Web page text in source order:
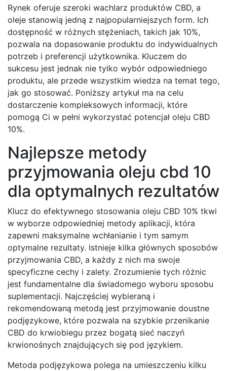
Rynek oferuje szeroki wachlarz produktów CBD, a
oleje stanowią jedną z najpopularniejszych form. Ich
dostępność w różnych stężeniach, takich jak 10%,
pozwala na dopasowanie produktu do indywidualnych
potrzeb i preferencji użytkownika. Kluczem do
sukcesu jest jednak nie tylko wybór odpowiedniego
produktu, ale przede wszystkim wiedza na temat tego,
jak go stosować. Poniższy artykuł ma na celu
dostarczenie kompleksowych informacji, które
pomogą Ci w pełni wykorzystać potencjał oleju CBD
10%.
Najlepsze metody
przyjmowania oleju cbd 10
dla optymalnych rezultatów
Klucz do efektywnego stosowania oleju CBD 10% tkwi
w wyborze odpowiedniej metody aplikacji, która
zapewni maksymalne wchłanianie i tym samym
optymalne rezultaty. Istnieje kilka głównych sposobów
przyjmowania CBD, a każdy z nich ma swoje
specyficzne cechy i zalety. Zrozumienie tych różnic
jest fundamentalne dla świadomego wyboru sposobu
suplementacji. Najczęściej wybieraną i
rekomendowaną metodą jest przyjmowanie doustne
podjęzykowe, które pozwala na szybkie przenikanie
CBD do krwiobiegu przez bogatą sieć naczyń
krwionośnych znajdujących się pod językiem.
Metoda podjęzykowa polega na umieszczeniu kilku